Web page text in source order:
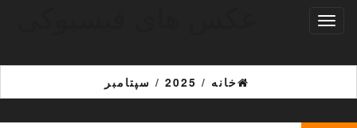
تغییر
خانه/
2025
/ سپتامبر